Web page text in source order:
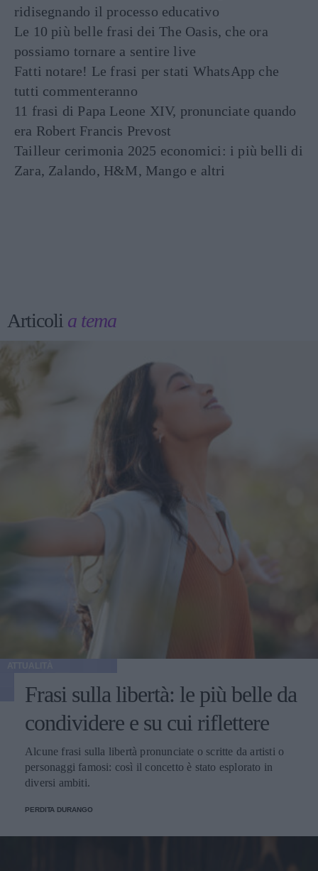
ridisegnando il processo educativo
Le 10 più belle frasi dei The Oasis, che ora
possiamo tornare a sentire live
Fatti notare! Le frasi per stati WhatsApp che
tutti commenteranno
11 frasi di Papa Leone XIV, pronunciate quando
era Robert Francis Prevost
Tailleur cerimonia 2025 economici: i più belli di
Zara, Zalando, H&M, Mango e altri
Articoli a tema
Frasi sulla libertà: le più belle da
condividere e su cui riflettere
Alcune frasi sulla libertà pronunciate o scritte da artisti o
personaggi famosi: così il concetto è stato esplorato in
diversi ambiti.
PERDITA DURANGO